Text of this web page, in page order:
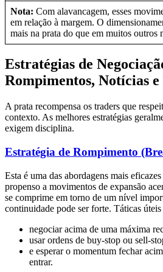
Nota: Com alavancagem, esses
em relação à margem. O
mais na prata do que em muitos outros
Estratégias de
Rompimentos, Notícias e
A prata recompensa os traders que
contexto. As melhores estratégias
exigem disciplina.
Estratégia de Rompimento
Esta é uma das abordagens mais
propenso a movimentos de expansão
se comprime em torno de um nível
continuidade pode ser forte. Táticas
negociar acima de uma máxima
usar ordens de buy-stop ou sell-
e esperar o momentum fechar
entrar.